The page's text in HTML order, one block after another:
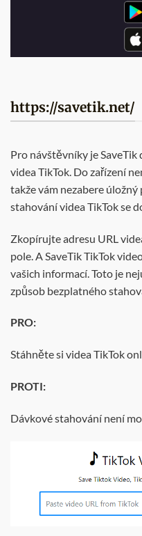
https://savetik.net/
Pro návštěvníky je
videa TikTok. Do zařízení
takže vám nezabere
stahování videa TikTok se
Zkopírujte adresu URL
pole. A SaveTik TikTok
vašich informací. Toto je
způsob bezplatného
PRO:
Stáhněte si videa TikTok
PROTI:
Dávkové stahování není